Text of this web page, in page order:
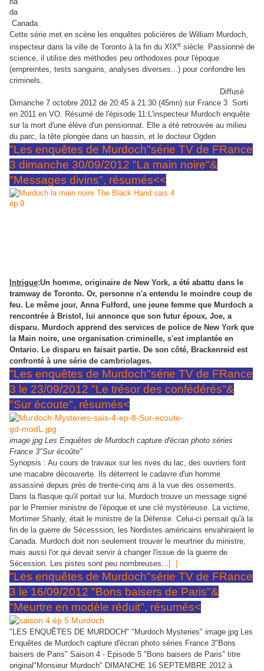
Canada
Cette série met en scène les enquêtes policières de William Murdoch,
inspecteur dans la ville de Toronto à la fin du XIXe siècle. Passionné de
science, il utilise des méthodes peu orthodoxes pour l'époque
(empreintes, tests sanguins, analyses diverses...) pour confondre les
criminels.
Diffusé
Dimanche 7 octobre 2012 de 20:45 à 21:30 (45mn) sur France 3 Sorti
en 2011 en VO. Résumé de l'épisode 11:L'inspecteur Murdoch enquête
sur la mort d'une élève d'un pensionnat. Elle a été retrouvée au milieu
du parc, la tête plongée dans un bassin, et le docteur Ogden
"Les enquêtes de Murdoch"série TV de FRance
3 dimanche 30/09/2012 "La main noire"&
"Messages divins", résumés<<
Intrigue:Un homme, originaire de New York, a été abattu dans le
tramway de Toronto. Or, personne n'a entendu le moindre coup de
feu. Le même jour, Anna Fulford, une jeune femme que Murdoch a
rencontrée à Bristol, lui annonce que son futur époux, Joe, a
disparu. Murdoch apprend des services de police de New York que
la Main noire, une organisation criminelle, s'est implantée en
Ontario. Le disparu en faisait partie. De son côté, Brackenreid est
confronté à une série de cambriolages.
"Les enquêtes de Murdoch"série TV de FRance
3 le 23/09/2012 "Le trésor des confédérés"&
"Sur écoute", résumés<
image jpg Les Enquêtes de Murdoch capture d'écran photo séries
France 3"Sur écoûte"
Synopsis : Au cours de travaux sur les rives du lac, des ouvriers font
une macabre découverte. Ils déterrent le cadavre d'un homme
assassiné depuis près de trente-cinq ans à la vue des ossements.
Dans la flasque qu'il portait sur lui, Murdoch trouve un message signé
par le Premier ministre de l'époque et une clé mystérieuse. La victime,
Mortimer Shanly, était le ministre de la Défense. Celui-ci pensait qu'à la
fin de la guerre de Sécesssion, les Nordistes américains envahiraient le
Canada. Murdoch doit non seulement trouver le meurtrier du ministre,
mais aussi l'or qui devait servir à changer l'issue de la guerre de
Sécession. Les pistes sont peu nombreuses...
[ ]
"Les enquêtes de Murdoch"série TV de FRance
3 le 16/09/2012 "Bons baisers de Paris"&
"Meurtre en modèle réduit", résumés<
"LES ENQUÊTES DE MURDOCH" "Murdoch Mysteries" image jpg Les
Enquêtes de Murdoch capture d'écran photo séries France 3"Bons
baisers de Paris" Saison 4 - Episode 5 "Bons baisers de Paris" titre
original"Monsieur Murdoch" DIMANCHE 16 SEPTEMBRE 2012 à